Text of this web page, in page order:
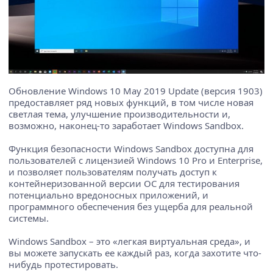
Обновление Windows 10 May 2019 Update (версия 1903)
предоставляет ряд новых функций, в том числе новая
светлая тема, улучшение производительности и,
возможно, наконец-то заработает Windows Sandbox.
Функция безопасности Windows Sandbox доступна для
пользователей с лицензией Windows 10 Pro и Enterprise,
и позволяет пользователям получать доступ к
контейнеризованной версии ОС для тестирования
потенциально вредоносных приложений, и
программного обеспечения без ущерба для реальной
системы.
Windows Sandbox – это «легкая виртуальная среда», и
вы можете запускать ее каждый раз, когда захотите что-
нибудь протестировать.